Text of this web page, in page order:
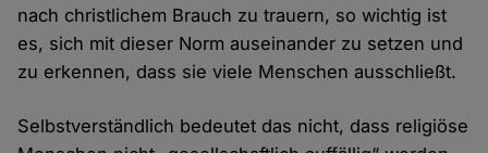
nach christlichem Brauch zu trauern, so wichtig ist
es, sich mit dieser Norm auseinander zu setzen und
zu erkennen, dass sie viele Menschen ausschließt.
Selbstverständlich bedeutet das nicht, dass religiöse